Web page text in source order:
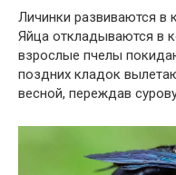
Личинки развиваются в
Яйца откладываются в
взрослые пчелы
поздних кладок
весной, переждав